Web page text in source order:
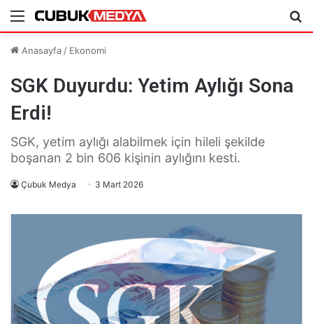
Menü
Anasayfa / Ekonomi
SGK Duyurdu: Yetim Aylığı Sona
Erdi!
SGK, yetim aylığı alabilmek için hileli şekilde
boşanan 2 bin 606 kişinin aylığını kesti.
Çubuk Medya 3 Mart 2026